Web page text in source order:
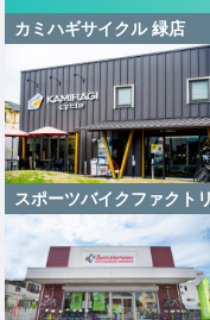
カミハギサイクル 緑店
スポーツバイクファクト